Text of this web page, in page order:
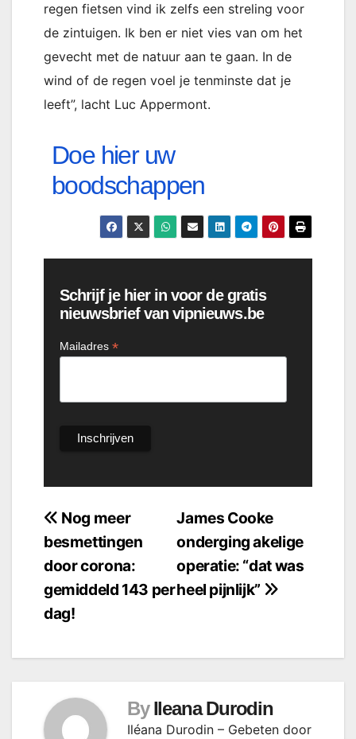
regen fietsen vind ik zelfs een streling voor
de zintuigen. Ik ben er niet vies van om het
gevecht met de natuur aan te gaan. In de
wind of de regen voel je tenminste dat je
leeft”, lacht Luc Appermont.
Doe hier uw
boodschappen
Schrijf je hier in voor de gratis
nieuwsbrief van vipnieuws.be
Mailadres *
Bericht
navigatie
James Cooke
onderging akelige
operatie: “dat was
heel pijnlijk”
Nog meer
besmettingen
door corona:
gemiddeld 143 per
dag!
By Ileana Durodin
Iléana Durodin – Gebeten door